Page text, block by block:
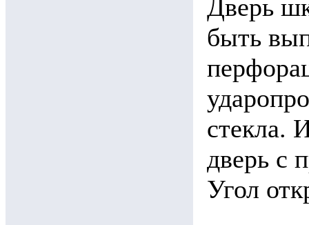
Дверь
быть
стекла.
дверь с
Угол